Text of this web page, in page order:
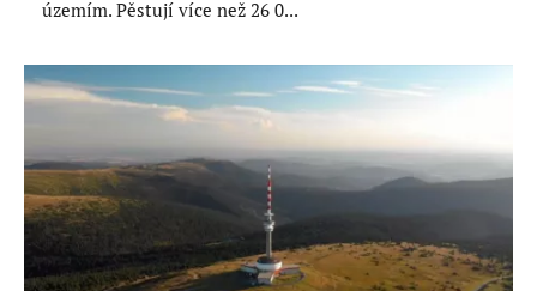
územím. Pěstují více než 26 0...